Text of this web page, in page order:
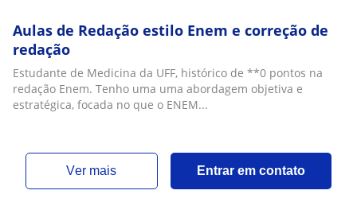
Aulas de Redação estilo Enem e correção de
redação
Estudante de Medicina da UFF, histórico de **0 pontos na
redação Enem. Tenho uma uma abordagem objetiva e
estratégica, focada no que o ENEM...
ver mais Entrar em contato